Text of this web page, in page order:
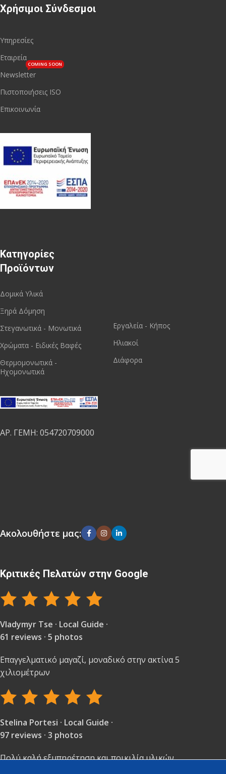
Χρήσιμοι Σύνδεσμοι
Υπηρεσίες
Εταιρεία
Newsletter
COMING SOON
Πιστοποιήσεις ISO
Επικοινωνία
Κατηγορίες
Προϊόντων
Δομικά Υλικά
Ξηρά Δόμηση
Στεγανωτικά - Μονωτικά
Χρώματα - Ειδικές Βαφές
Θερμομονωτικά -
Ηχομονωτικά
ΑΡ. ΓΕΜΗ: 054720709000
Εργαλεία - Κήπος
Ηλιακοί
Διάφορα
Ακολουθήστε μας:
Κριτικές Πελατών στην Google
Vladymyr Tse · Local Guide ·
61 reviews · 5 photos
Επαγγελματικό μαγαζί, μοναδικό στην ακτίνα 5
χιλιομέτρων
Stelina Portesi · Local Guide ·
97 reviews · 3 photos
Πολύ καλή εξυπηρέτηση και ποικιλία υλικών.